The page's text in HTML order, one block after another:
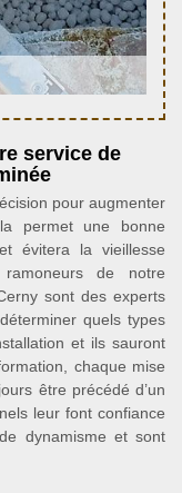
service de
pour augmenter
permet une bonne
évitera la vieillesse
de notre
sont des experts
quels types
et ils sauront
chaque mise
être précédé d’un
leur font confiance
dynamisme et sont